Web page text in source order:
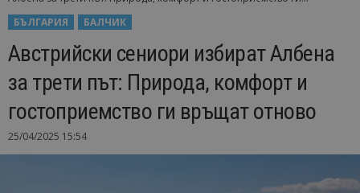
БЪЛГАРИЯ
БАЛЧИК
Австрийски сениори избират Албена
за трети път: Природа, комфорт и
гостоприемство ги връщат отново
25/04/2025 15:54